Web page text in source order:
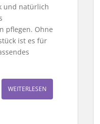
und natürlich
pflegen. Ohne
ist es für
WEITERLESEN